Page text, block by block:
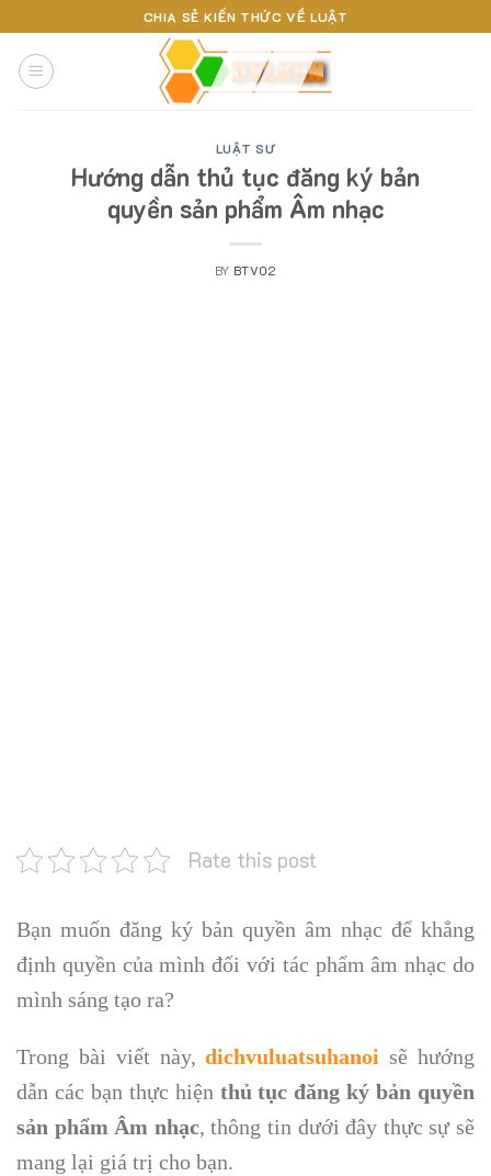
to
content
CHIA SẺ KIẾN THỨC VỀ LUẬT
LUẬT SƯ
Hướng dẫn thủ tục đăng ký bản
quyền sản phẩm Âm nhạc
BY BTV02
Rate this post
Bạn muốn đăng ký bản quyền âm nhạc để khẳng
định quyền của mình đối với tác phẩm âm nhạc do
mình sáng tạo ra?
Trong bài viết này,dichvuluatsuhanoi sẽ hướng
dẫn các bạn thực hiện thủ tục đăng ký bản quyền
sản phẩm Âm nhạc, thông tin dưới đây thực sự sẽ
mang lại giá trị cho bạn.